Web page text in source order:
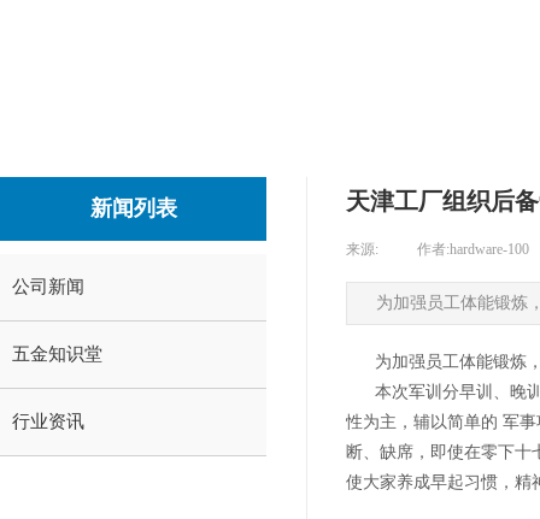
天津工厂组织后
来源: 作者:hardware-100
为加强员工体能锻炼
为加强员工体能锻炼
本次军训分早训、晚训
性为主，辅以简单的 军
断、缺席，即使在零下十
使大家养成早起习惯，精
新闻列表
公司新闻
五金知识堂
行业资讯